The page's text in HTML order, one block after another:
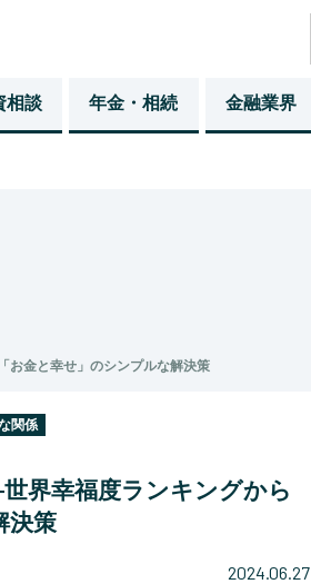
相談 年金・相続 金融業界
お金と幸せ」のシンプルな解決策
関係
界幸福度ランキングから
決策
2024.06.27